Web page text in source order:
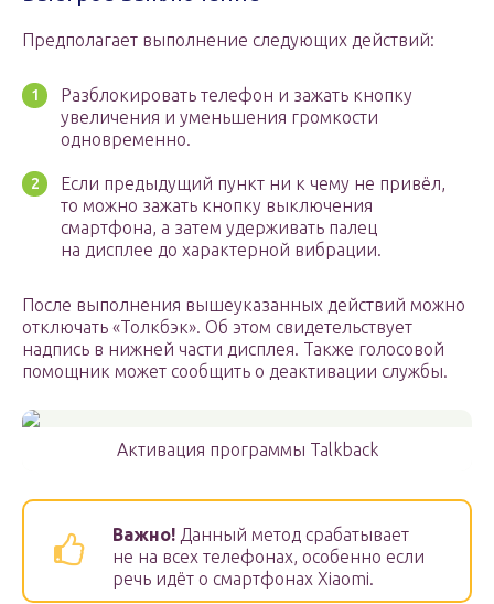
Предполагает выполнение следующих действий:
Разблокировать телефон и зажать кнопку
увеличения и уменьшения громкости
одновременно.
Если предыдущий пункт ни к чему не привёл,
то можно зажать кнопку выключения
смартфона, а затем удерживать палец
на дисплее до характерной вибрации.
После выполнения вышеуказанных действий можно
отключать «Толкбэк». Об этом свидетельствует
надпись в нижней части дисплея. Также голосовой
помощник может сообщить о деактивации службы.
Активация программы Talkback
Важно! Данный метод срабатывает
не на всех телефонах, особенно если
речь идёт о смартфонах Xiaomi.